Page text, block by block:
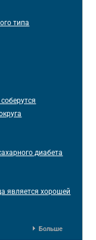
типа
диабета
является хорошей
Больше